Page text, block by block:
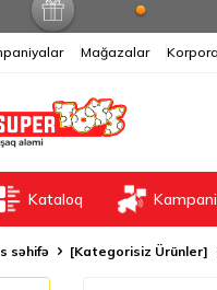
Mağazalar
Kataloq
səhifə [Kategorisiz Ürünler]